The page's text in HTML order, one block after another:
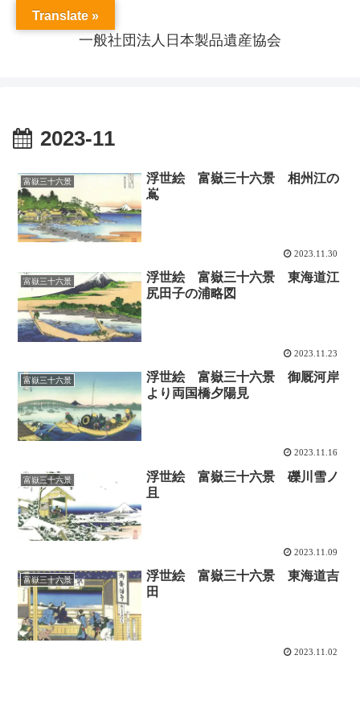
一般社団法人日本製品遺産協会
2023-11
富嶽三十六景
浮世絵 富嶽三十六景 相州江の
嶌
2023.11.30
富嶽三十六景
浮世絵 富嶽三十六景 東海道江
尻田子の浦略図
2023.11.23
富嶽三十六景
浮世絵 富嶽三十六景 御厩河岸
より両国橋夕陽見
2023.11.16
富嶽三十六景
浮世絵 富嶽三十六景 礫川雪ノ
且
2023.11.09
富嶽三十六景
浮世絵 富嶽三十六景 東海道吉
田
2023.11.02
Translate »